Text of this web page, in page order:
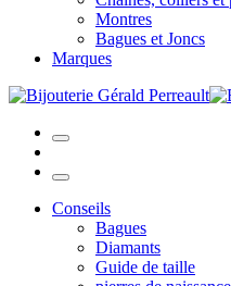
Montres
Bagues et Joncs
Marques
Conseils
Bagues
Diamants
Guide de taille